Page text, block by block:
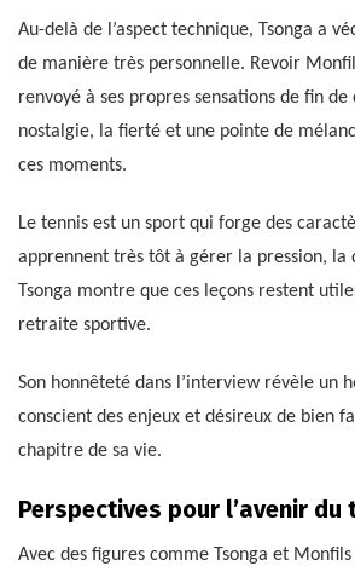
Au-delà de l’aspect technique, Tsonga a
de manière très personnelle. Revoir
renvoyé à ses propres sensations de fin
nostalgie, la fierté et une pointe de
ces moments.
Le tennis est un sport qui forge des
apprennent très tôt à gérer la pression, la
Tsonga montre que ces leçons restent
retraite sportive.
Son honnêteté dans l’interview révèle un
conscient des enjeux et désireux de bien
chapitre de sa vie.
Perspectives pour l’avenir
Avec des figures comme Tsonga et